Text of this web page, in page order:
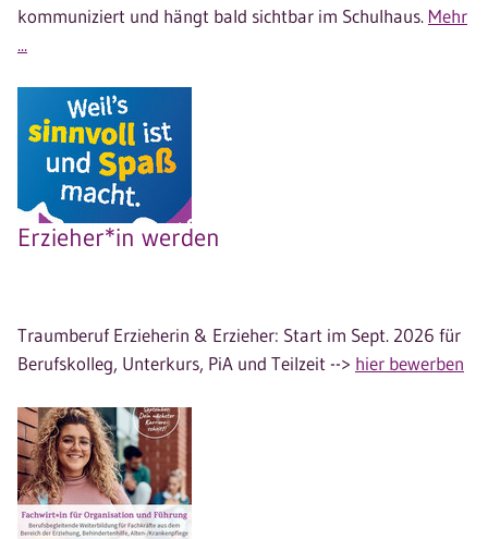
kommuniziert und hängt bald sichtbar im Schulhaus. Mehr
...
Erzieher*in werden
Traumberuf Erzieherin & Erzieher: Start im Sept. 2026 für
Berufskolleg, Unterkurs, PiA und Teilzeit --> hier bewerben